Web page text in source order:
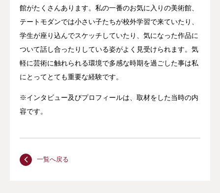
館がたくさんあります。私の一番のお気に入りの美術館、
テートモダンでは小さい子たちが校外学習で来ていたり、
学生が座り込んでスケッチしていたり、気になった作品に
ついて話し合ったりしている姿がよく見受けられます。気
軽に芸術に触れられる環境で多感な時期を過ごした事は私
にとってとても重要な経験です。
※インタビュー及びプロフィールは、取材をした当時の内
容です。
一覧へ戻る